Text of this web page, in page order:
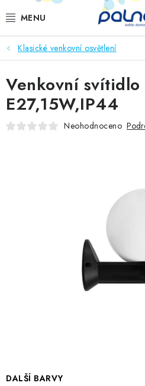
na
OSVĚTLENÍ INTERIÉRU
LED
VENKOVNÍ OSVĚTLENÍ
Klasické venkovní osvětlení
DALŠÍ BARVY
Venkovní
E27,15W,IP44
Neohodnoceno